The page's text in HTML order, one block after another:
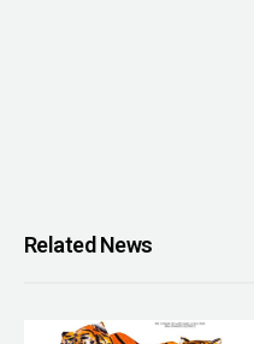
Related News